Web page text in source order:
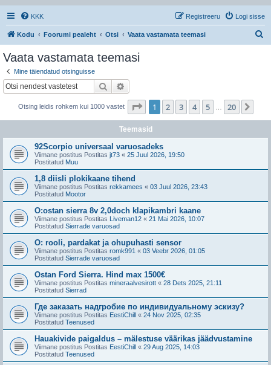
KKK Logi sisse
Registreeru
Kodu Foorumi pealeht Otsi Vaata vastamata teemasi
Vaata vastamata teemasi
Mine täiendatud otsinguisse
Otsi
Otsing leidis rohkem kui 1000 vastet 1 . leht20 -st
1 2 3 4 5 20
Teemasid
92Scorpio universaal varuosadeks
Viimane postitus Postitas jt73 « 25 Juul 2026, 19:50
Postitatud Muu
1,8 diisli plokikaane tihend
Viimane postitus Postitas rekkamees « 03 Juul 2026, 23:43
Postitatud Mootor
O:ostan sierra 8v 2,0doch klapikambri kaane
Viimane postitus Postitas Liveman12 « 21 Mai 2026, 10:07
Postitatud Sierrade varuosad
O: rooli, pardakat ja ohupuhasti sensor
Viimane postitus Postitas romk991 « 03 Veebr 2026, 01:05
Postitatud Sierrade varuosad
Ostan Ford Sierra. Hind max 1500€
Viimane postitus Postitas mineraalvesirott « 28 Dets 2025, 21:11
Postitatud Sierrad
Где заказать надгробие по индивидуальному эскизу?
Viimane postitus Postitas EestiChill « 24 Nov 2025, 02:35
Postitatud Teenused
Hauakivide paigaldus – mälestuse väärikas jäädvustamine
Viimane postitus Postitas EestiChill « 29 Aug 2025, 14:03
Postitatud Teenused